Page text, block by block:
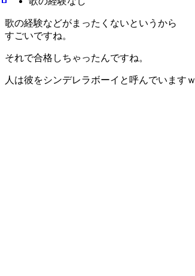
歌の経験などがまったくないとい うから
すごいですね。
それで合格しちゃったんですね。
人は彼をシンデレラボーイと呼んでいますｗ